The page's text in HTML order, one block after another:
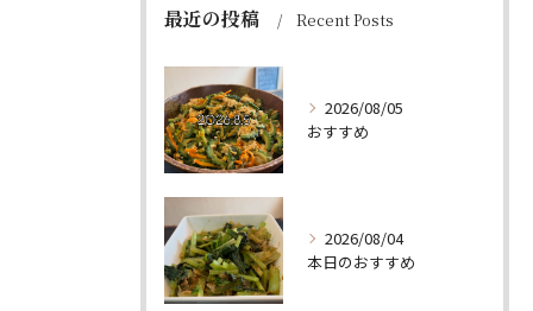
最近の投稿 Recent Posts
2026/08/05
おすすめ
2026/08/04
本日のおすすめ